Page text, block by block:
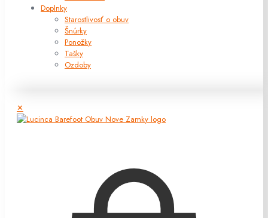
Doplnky
Starostlivosť o obuv
Šnúrky
Ponožky
Tašky
Ozdoby
✕